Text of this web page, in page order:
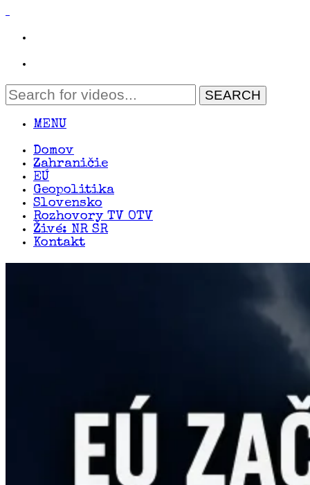
MENU
Domov
Zahraničie
EÚ
Geopolitika
Slovensko
Rozhovory TV OTV
Živé: NR SR
Kontakt